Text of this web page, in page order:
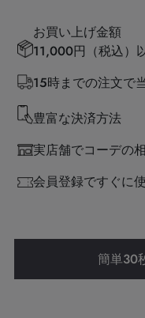
お買い上げ金額
11,000円（税込）
15時までの注文で
豊富な決済方法
実店舗でコーデの
会員登録ですぐに
簡単30